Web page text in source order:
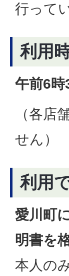
行って
利用
午前6
（各店
せん）
利用
愛川町
明書を
本人のみ